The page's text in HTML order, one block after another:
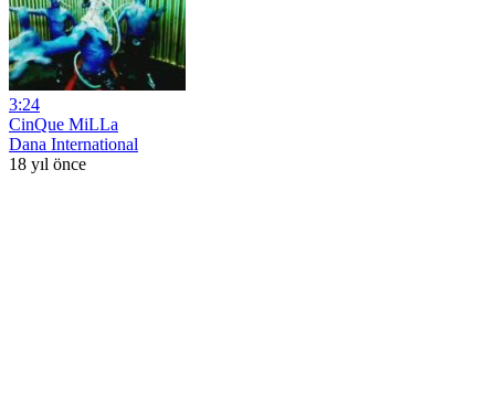
3:24
CinQue MiLLa
Dana International
18 yıl önce